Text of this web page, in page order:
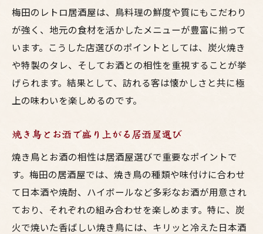
梅田のレトロ居酒屋は、鳥料理の鮮度や質にもこだわり
が強く、地元の食材を活かしたメニューが豊富に揃って
います。こうした店選びのポイントとしては、炭火焼き
や特製のタレ、そしてお酒との相性を重視することが挙
げられます。結果として、訪れる客は懐かしさと共に極
上の味わいを楽しめるのです。
焼き鳥とお酒で盛り上がる居酒屋選び
焼き鳥とお酒の相性は居酒屋選びで重要なポイントで
す。梅田の居酒屋では、焼き鳥の種類や味付けに合わせ
て日本酒や焼酎、ハイボールなど多彩なお酒が用意され
ており、それぞれの組み合わせを楽しめます。特に、炭
火で焼いた香ばしい焼き鳥には、キリッと冷えた日本酒